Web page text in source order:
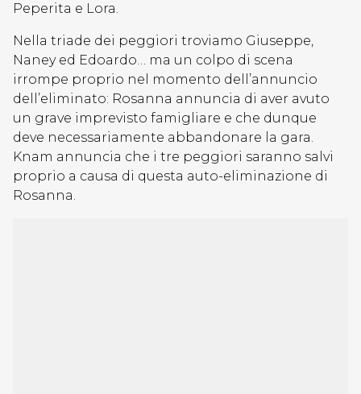
Peperita e Lora.
Nella triade dei peggiori troviamo Giuseppe,
Naney ed Edoardo… ma un colpo di scena
irrompe proprio nel momento dell’annuncio
dell’eliminato: Rosanna annuncia di aver avuto
un grave imprevisto famigliare e che dunque
deve necessariamente abbandonare la gara.
Knam annuncia che i tre peggiori saranno salvi
proprio a causa di questa auto-eliminazione di
Rosanna.